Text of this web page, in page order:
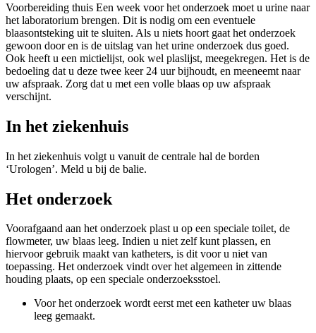
Voorbereiding thuis Een week voor het onderzoek moet u urine naar
het laboratorium brengen. Dit is nodig om een eventuele
blaasontsteking uit te sluiten. Als u niets hoort gaat het onderzoek
gewoon door en is de uitslag van het urine onderzoek dus goed.
Ook heeft u een mictielijst, ook wel plaslijst, meegekregen. Het is de
bedoeling dat u deze twee keer 24 uur bijhoudt, en meeneemt naar
uw afspraak. Zorg dat u met een volle blaas op uw afspraak
verschijnt.
In het ziekenhuis
In het ziekenhuis volgt u vanuit de centrale hal de borden
‘Urologen’. Meld u bij de balie.
Het onderzoek
Voorafgaand aan het onderzoek plast u op een speciale toilet, de
flowmeter, uw blaas leeg. Indien u niet zelf kunt plassen, en
hiervoor gebruik maakt van katheters, is dit voor u niet van
toepassing. Het onderzoek vindt over het algemeen in zittende
houding plaats, op een speciale onderzoeksstoel.
Voor het onderzoek wordt eerst met een katheter uw blaas
leeg gemaakt.